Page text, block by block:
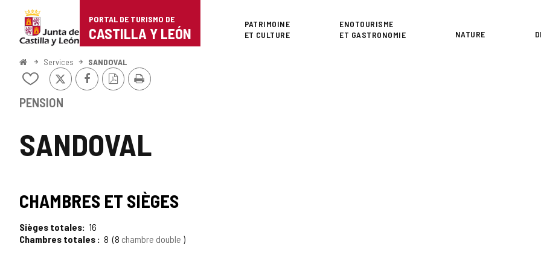
Portal
de
Turismo
Castilla
León
PORTAL DE TURISMO DE
CASTILLA Y LEÓN
Superior
PATRIMOINE
ET CULTURE
ENOTOURISME
ET GASTRONOMIE
NATURE
<
Accueil
Services SANDOVAL
SANDOVAL
Ajouter/retirer
contenu
X FacebookVersion
PDF
Imprimer
TIPO
PENSION
CHAMBRES ET SIÈGES
Sièges totales
16
Chambres totales
8 8 chambre double